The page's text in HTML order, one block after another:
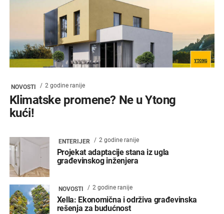
NOVOSTI 2 godine ranije
Klimatske promene? Ne u Ytong
kući!
ENTERIJER 2 godine ranije
Projekat adaptacije stana iz ugla
građevinskog inženjera
NOVOSTI 2 godine ranije
Xella: Ekonomična i održiva građevinska
rešenja za budućnost